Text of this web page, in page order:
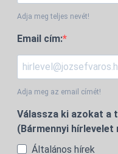
Adja meg teljes nevét!
Email cím:
Adja meg az email címét!
Válassza ki azokat a
(Bármennyi hírlevelet
Általános hírek